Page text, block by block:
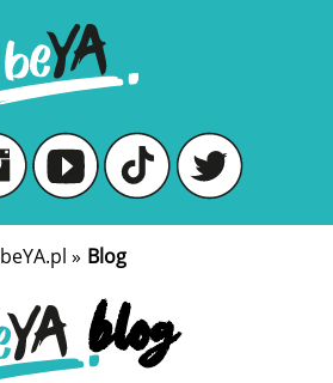
beYA.pl » Blog
blog